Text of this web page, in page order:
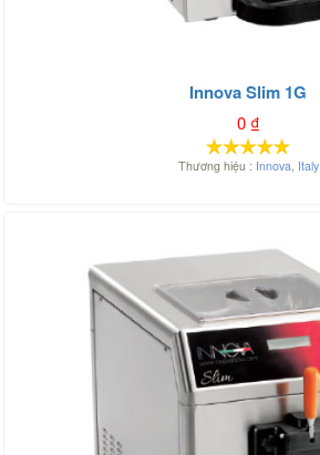
Innova Slim 1G
0₫
Thương hiệu : Innova, Italy